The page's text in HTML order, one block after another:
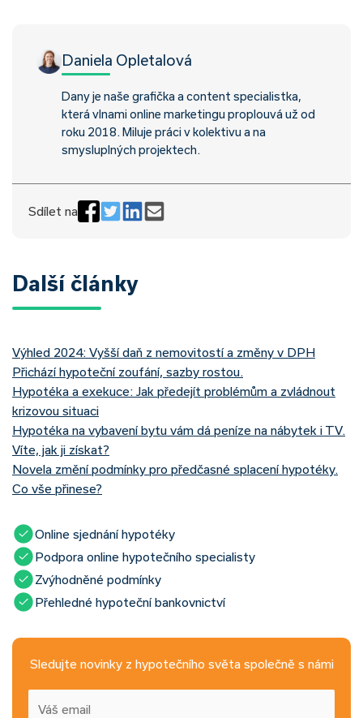
Daniela Opletalová
Dany je naše grafička a content specialistka,
která vlnami online marketingu proplouvá už od
roku 2018. Miluje práci v kolektivu a na
smysluplných projektech.
Sdílet na
Další články
Výhled 2024: Vyšší daň z nemovitostí a změny v DPH
Přichází hypoteční zoufání, sazby rostou.
Hypotéka a exekuce: Jak předejít problémům a zvládnout
krizovou situaci
Hypotéka na vybavení bytu vám dá peníze na nábytek i TV.
Víte, jak ji získat?
Novela změní podmínky pro předčasné splacení hypotéky.
Co vše přinese?
Online sjednání hypotéky
Podpora online hypotečního specialisty
Zvýhodněné podmínky
Přehledné hypoteční bankovnictví
Sledujte novinky z hypotečního světa společně s námi